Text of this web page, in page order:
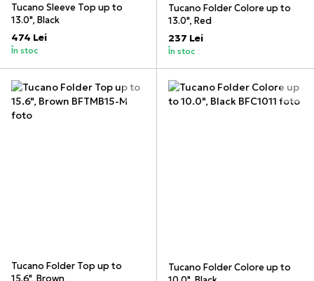
Tucano Sleeve Top up to
13.0", Black
474 Lei
În stoc
Tucano Folder Colore up to
13.0", Red
237 Lei
În stoc
Tucano Folder Top up to
Tucano Folder Colore up to